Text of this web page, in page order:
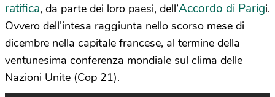
ratifica, da parte dei loro paesi, dell’Accordo di Parigi.
Ovvero dell’intesa raggiunta nello scorso mese di
dicembre nella capitale francese, al termine della
ventunesima conferenza mondiale sul clima delle
Nazioni Unite (Cop 21).